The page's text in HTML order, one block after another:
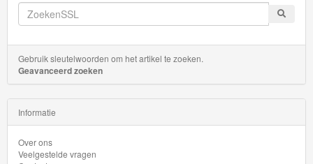
Gebruik sleutelwoorden om het artikel te zoeken.
Geavanceerd zoeken
Informatie
Over ons
Veelgestelde vragen